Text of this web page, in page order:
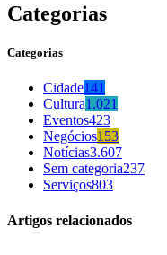
Categorias
Categorias
Cidade141
Cultura1.021
Eventos423
Negócios153
Notícias3.607
Sem categoria237
Serviços803
Artigos relacionados